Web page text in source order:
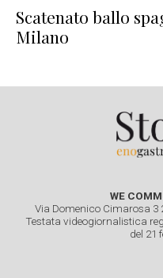
Scatenato ballo
Milano
WE
Via Domenico Cimarosa 3
Testata videogiornalistica
del 21